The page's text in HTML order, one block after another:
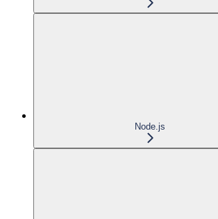
Node.js